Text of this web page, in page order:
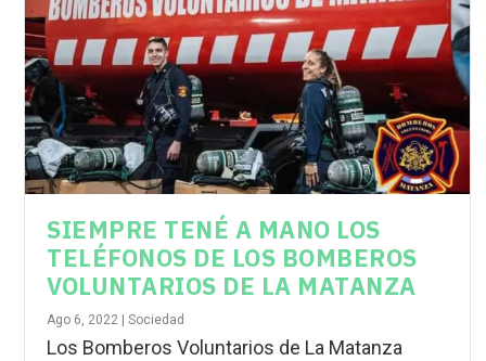
SIEMPRE TENÉ A MANO LOS
TELÉFONOS DE LOS BOMBEROS
VOLUNTARIOS DE LA MATANZA
Ago 6, 2022 |Sociedad
Los Bomberos Voluntarios de La Matanza